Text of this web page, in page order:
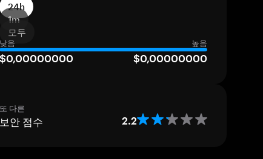
24h
1m
모두
낮음 높음
$0,00000000 $0,00000000
또 다른
보안 점수 2.2